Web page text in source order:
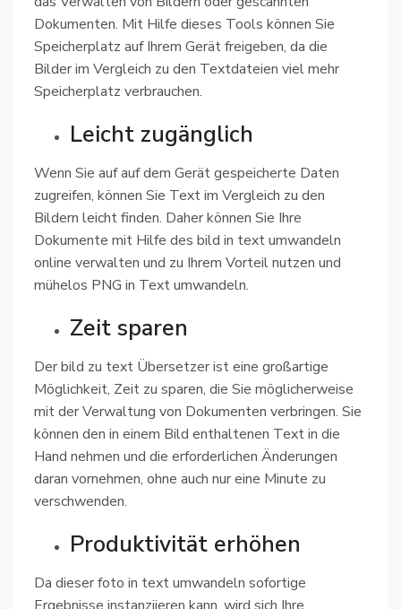
Dokumenten. Mit Hilfe dieses Tools können Sie
Speicherplatz auf Ihrem Gerät freigeben, da die
Bilder im Vergleich zu den Textdateien viel mehr
Speicherplatz verbrauchen.
Leicht zugänglich
Wenn Sie auf auf dem Gerät gespeicherte Daten
zugreifen, können Sie Text im Vergleich zu den
Bildern leicht finden. Daher können Sie Ihre
Dokumente mit Hilfe des bild in text umwandeln
online verwalten und zu Ihrem Vorteil nutzen und
mühelos PNG in Text umwandeln.
Zeit sparen
Der bild zu text Übersetzer ist eine großartige
Möglichkeit, Zeit zu sparen, die Sie möglicherweise
mit der Verwaltung von Dokumenten verbringen. Sie
können den in einem Bild enthaltenen Text in die
Hand nehmen und die erforderlichen Änderungen
daran vornehmen, ohne auch nur eine Minute zu
verschwenden.
Produktivität erhöhen
Da dieser foto in text umwandeln sofortige